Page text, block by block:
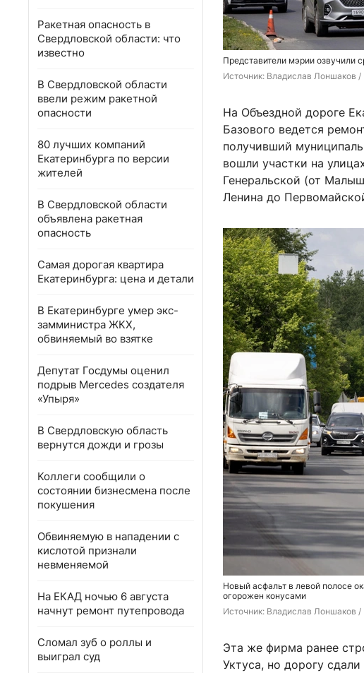
Ракетная опасность в
Свердловской области: что
известно
В Свердловской области
ввели режим ракетной
опасности
80 лучших компаний
Екатеринбурга по версии
жителей
В Свердловской области
объявлена ракетная
опасность
Самая дорогая квартира
Екатеринбурга: цена и детали
В Екатеринбурге умер экс-
замминистра ЖКХ,
обвиняемый во взятке
Депутат Госдумы оценил
подрыв Mercedes создателя
«Упыря»
В Свердловскую область
вернутся дожди и грозы
Коллеги сообщили о
состоянии бизнесмена после
покушения
Обвиняемую в нападении с
кислотой признали
невменяемой
На ЕКАД ночью 6 августа
начнут ремонт путепровода
Сломал зуб о роллы и
выиграл суд
Представители мэрии озвучили
Источник: Владислав Лоншаков /
На Объездной дороге
Базового ведется
получивший
вошли участки на
Генеральской (от
Ленина до
Новый асфальт в левой полосе
огорожен конусами
Источник: Владислав Лоншаков /
Эта же фирма ранее
Уктуса, но дорогу